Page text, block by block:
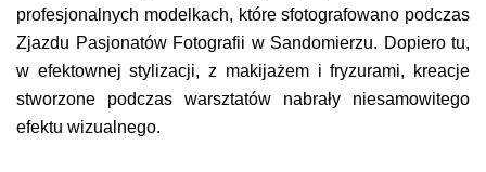
profesjonalnych modelkach, które sfotografowano podczas
Zjazdu Pasjonatów Fotografii w Sandomierzu. Dopiero tu,
w efektownej stylizacji, z makijażem i fryzurami, kreacje
stworzone podczas warsztatów nabrały niesamowitego
efektu wizualnego.